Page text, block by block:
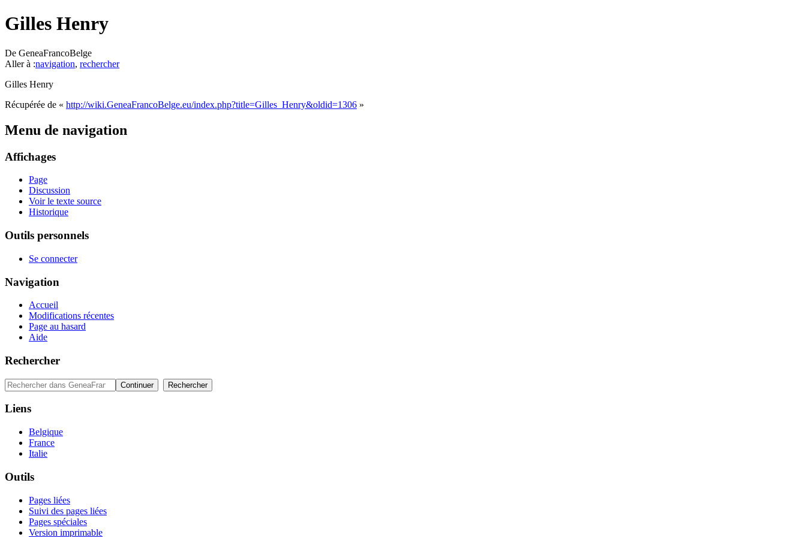
Gilles Henry
De GeneaFrancoBelge
Aller à :navigation, rechercher
Gilles Henry
Récupérée de « http://wiki.GeneaFrancoBelge.eu/index.php?title=Gilles_Henry&oldid=1306 »
Menu de navigation
Affichages
Page
Discussion
Voir le texte source
Historique
Outils personnels
Se connecter
Navigation
Accueil
Modifications récentes
Page au hasard
Aide
Rechercher
Liens
Belgique
France
Italie
Outils
Pages liées
Suivi des pages liées
Pages spéciales
Version imprimable